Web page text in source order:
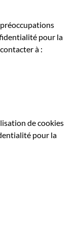
pour la
à :
de cookies
pour la